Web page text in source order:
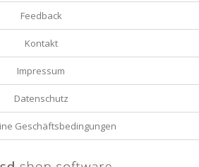
Feedback
Kontakt
Impressum
Datenschutz
Geschäftsbedingungen